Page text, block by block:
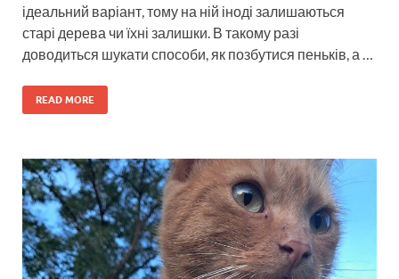
ідеальний варіант, тому на ній іноді залишаються
старі дерева чи їхні залишки. В такому разі
доводиться шукати способи, як позбутися пеньків, а …
READ MORE